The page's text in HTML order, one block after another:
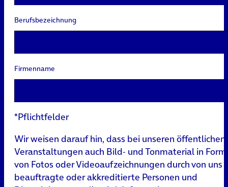
Berufsbezeichnung
Firmenname
*Pflichtfelder
Wir weisen darauf hin, dass bei unseren öffentlichen
Veranstaltungen auch Bild- und Tonmaterial in Form
von Fotos oder Videoaufzeichnungen durch von uns
beauftragte oder akkreditierte Personen und